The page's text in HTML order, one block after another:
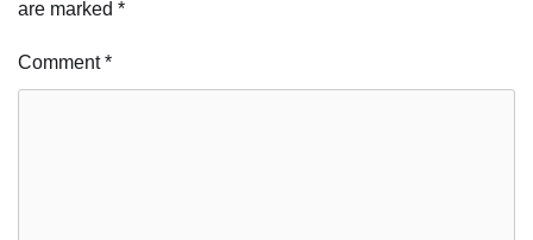
are marked *
Comment*